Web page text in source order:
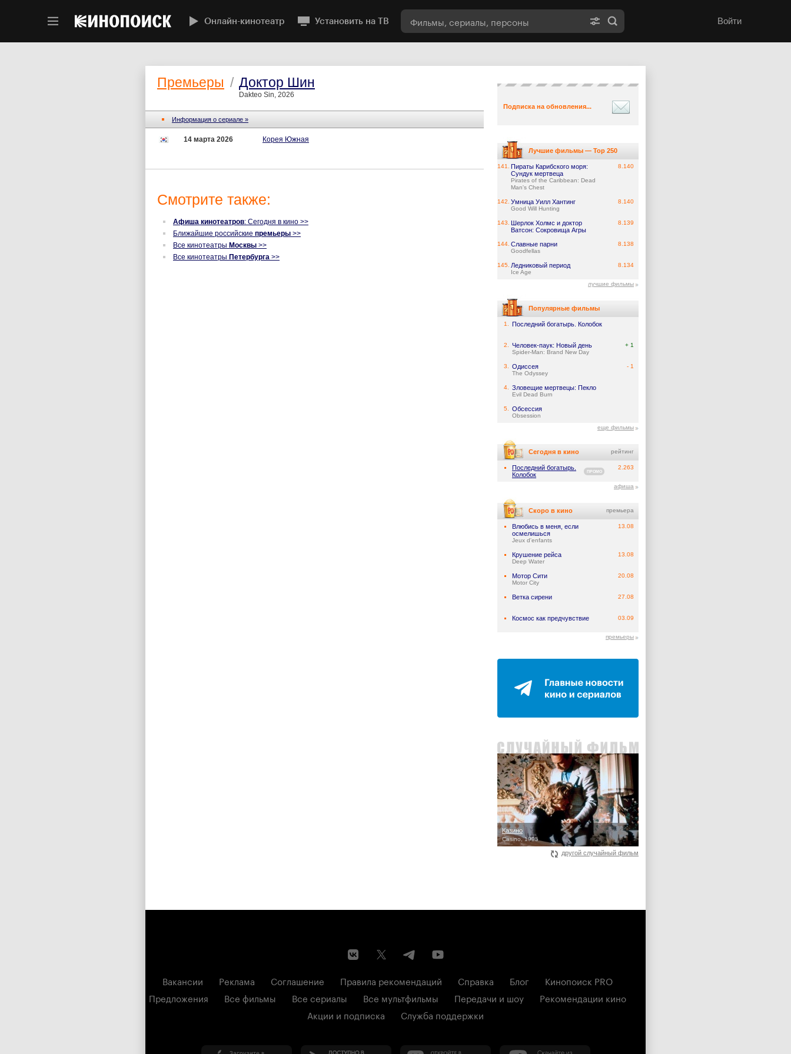
Онлайн-кинотеатр Установить на ТВ Войти
Премьеры / Доктор Шин
Dakteo Sin, 2026
Информация о сериале »
14 марта 2026 Корея Южная
Смотрите также:
Афиша кинотеатров: Сегодня в кино >>
Ближайшие российские премьеры >>
Все кинотеатры Москвы >>
Все кинотеатры Петербурга >>
Подписка на обновления...
Лучшие фильмы — Top 250
141.
Пираты Карибского моря:
Сундук мертвеца
Pirates of the Caribbean: Dead
Man's Chest
8.140
142. Умница Уилл Хантинг
Good Will Hunting
8.140
143.
Шерлок Холмс и доктор
Ватсон: Сокровища Агры
8.139
144. Славные парни
Goodfellas
8.138
145. Ледниковый период
Ice Age
8.134
лучшие фильмы
Популярные фильмы
1. Последний богатырь. Колобок
2. Человек-паук: Новый день
Spider-Man: Brand New Day
+ 1
3. Одиссея
The Odyssey
- 1
4. Зловещие мертвецы: Пекло
Evil Dead Burn
5. Обсессия
Obsession
еще фильмы
Сегодня в кино рейтинг
Последний богатырь.
Колобок
ПРОМО
2.263
афиша
Скоро в кино премьера
Влюбись в меня, если
осмелишься
Jeux d'enfants
13.08
Крушение рейса
Deep Water
13.08
Мотор Сити
Motor City
20.08
Ветка сирени 27.08
Космос как предчувствие 03.09
премьеры
Казино
Casino, 1995
другой случайный фильм
Вакансии Реклама Соглашение Правила рекомендаций Справка Блог
Кинопоиск PRO
Предложения
Все фильмы Все сериалы Все мультфильмы Передачи и шоу
Рекомендации кино
Акции и подписка
Служба поддержки